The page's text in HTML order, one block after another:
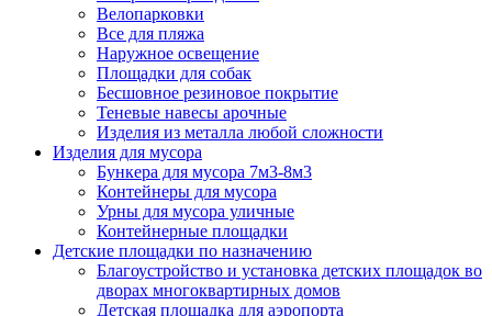
Велопарковки
Все для пляжа
Наружное освещение
Площадки для собак
Бесшовное резиновое покрытие
Теневые навесы арочные
Изделия из металла любой сложности
Изделия для мусора
Бункера для мусора 7м3-8м3
Контейнеры для мусора
Урны для мусора уличные
Контейнерные площадки
Детские площадки по назначению
Благоустройство и установка детских площадок во
дворах многоквартирных домов
Детская площадка для аэропорта